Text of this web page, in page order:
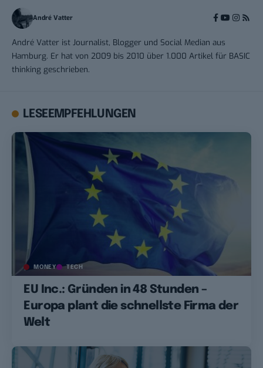
André Vatter
André Vatter ist Journalist, Blogger und Social Median aus
Hamburg. Er hat von 2009 bis 2010 über 1.000 Artikel für BASIC
thinking geschrieben.
LESEEMPFEHLUNGEN
MONEY TECH
EU Inc.: Gründen in 48 Stunden –
Europa plant die schnellste Firma der
Welt